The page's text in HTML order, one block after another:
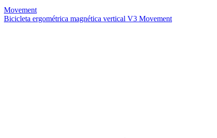
Movement
Bicicleta ergométrica magnética vertical V3 Movement